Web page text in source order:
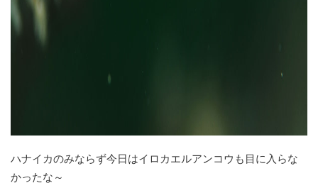
ハナイカのみならず今日はイロカエルアンコウも目に入らな
かったな～